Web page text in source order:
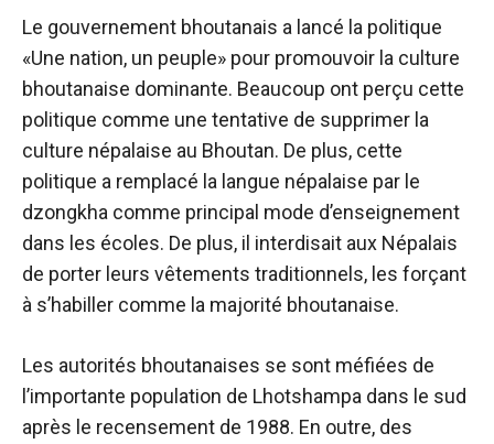
Le gouvernement bhoutanais a lancé la politique
«Une nation, un peuple» pour promouvoir la culture
bhoutanaise dominante. Beaucoup ont perçu cette
politique comme une tentative de supprimer la
culture népalaise au Bhoutan. De plus, cette
politique a remplacé la langue népalaise par le
dzongkha comme principal mode d’enseignement
dans les écoles. De plus, il interdisait aux Népalais
de porter leurs vêtements traditionnels, les forçant
à s’habiller comme la majorité bhoutanaise.
Les autorités bhoutanaises se sont méfiées de
l’importante population de Lhotshampa dans le sud
après le recensement de 1988. En outre, des